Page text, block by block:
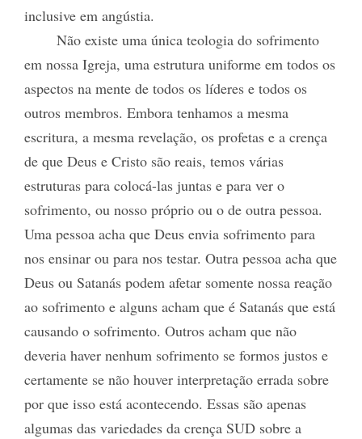
inclusive em angústia.
Não existe uma única teologia do sofrimento
em nossa Igreja, uma estrutura uniforme em todos os
aspectos na mente de todos os líderes e todos os
outros membros. Embora tenhamos a mesma
escritura, a mesma revelação, os profetas e a crença
de que Deus e Cristo são reais, temos várias
estruturas para colocá-las juntas e para ver o
sofrimento, ou nosso próprio ou o de outra pessoa.
Uma pessoa acha que Deus envia sofrimento para
nos ensinar ou para nos testar. Outra pessoa acha que
Deus ou Satanás podem afetar somente nossa reação
ao sofrimento e alguns acham que é Satanás que está
causando o sofrimento. Outros acham que não
deveria haver nenhum sofrimento se formos justos e
certamente se não houver interpretação errada sobre
por que isso está acontecendo. Essas são apenas
algumas das variedades da crença SUD sobre a